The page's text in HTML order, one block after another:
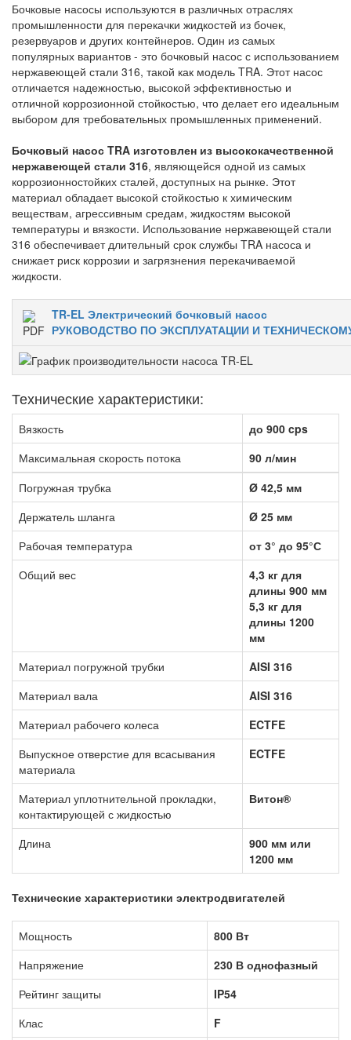
Бочковые насосы используются в различных отраслях
промышленности для перекачки жидкостей из бочек,
резервуаров и других контейнеров. Один из самых
популярных вариантов - это бочковый насос с использованием
нержавеющей стали 316, такой как модель TRA. Этот насос
отличается надежностью, высокой эффективностью и
отличной коррозионной стойкостью, что делает его идеальным
выбором для требовательных промышленных применений.
Бочковый насос TRA изготовлен из высококачественной
нержавеющей стали 316, являющейся одной из самых
коррозионностойких сталей, доступных на рынке. Этот
материал обладает высокой стойкостью к химическим
веществам, агрессивным средам, жидкостям высокой
температуры и вязкости. Использование нержавеющей стали
316 обеспечивает длительный срок службы TRA насоса и
снижает риск коррозии и загрязнения перекачиваемой
жидкости.
TR-EL Электрический бочковый насос
РУКОВОДСТВО ПО ЭКСПЛУАТАЦИИ И
Технические характеристики:
Вязкость
до 900 cps
Максимальная скорость потока
90 л/мин
Погружная трубка
Ø 42,5 мм
Держатель шланга
Ø 25 мм
Рабочая температура
от 3° до 95°С
Общий вес
4,3 кг для
длины 900 мм
5,3 кг для
длины 1200
мм
Материал погружной трубки
AISI 316
Материал вала
AISI 316
Материал рабочего колеса
ECTFE
Выпускное отверстие для всасывания
материала
ECTFE
Материал уплотнительной прокладки,
контактирующей с жидкостью
Витон®
Длина
900 мм или
1200 мм
Технические характеристики электродвигателей
Мощность
800 Вт
Напряжение
230 В однофазный
Рейтинг защиты
IP54
Клас
F